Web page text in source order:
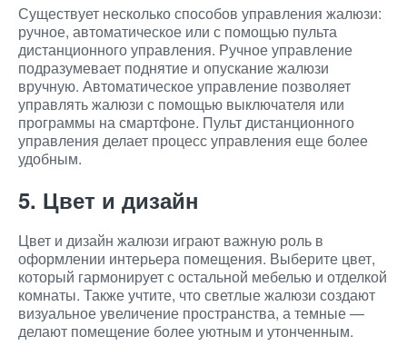
Существует несколько способов управления жалюзи:
ручное, автоматическое или с помощью пульта
дистанционного управления. Ручное управление
подразумевает поднятие и опускание жалюзи
вручную. Автоматическое управление позволяет
управлять жалюзи с помощью выключателя или
программы на смартфоне. Пульт дистанционного
управления делает процесс управления еще более
удобным.
5. Цвет и дизайн
Цвет и дизайн жалюзи играют важную роль в
оформлении интерьера помещения. Выберите цвет,
который гармонирует с остальной мебелью и отделкой
комнаты. Также учтите, что светлые жалюзи создают
визуальное увеличение пространства, а темные —
делают помещение более уютным и утонченным.